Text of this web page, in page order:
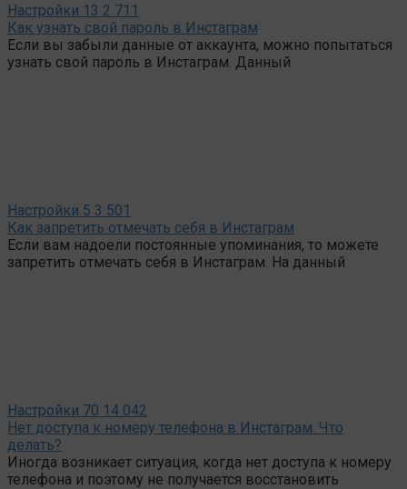
Настройки 13 2 711
Как узнать свой пароль в Инстаграм
Если вы забыли данные от аккаунта, можно попытаться
узнать свой пароль в Инстаграм. Данный
Настройки 5 3 501
Как запретить отмечать себя в Инстаграм
Если вам надоели постоянные упоминания, то можете
запретить отмечать себя в Инстаграм. На данный
Настройки 70 14 042
Нет доступа к номеру телефона в Инстаграм. Что
делать?
Иногда возникает ситуация, когда нет доступа к номеру
телефона и поэтому не получается восстановить